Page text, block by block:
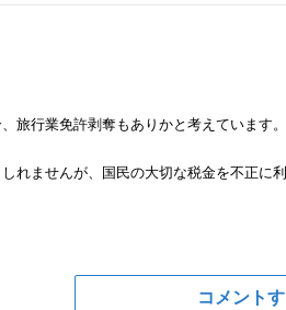
旅行業免許剥奪もありかと考えています。
れませんが、国民の大切な税金を不正に
コメント